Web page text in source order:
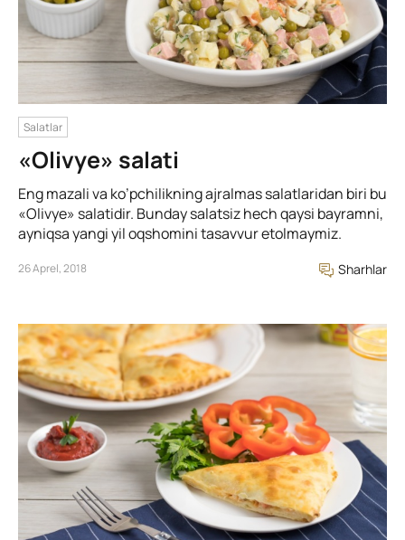
Salatlar
«Olivye» salati
Eng mazali va ko’pchilikning ajralmas salatlaridan biri bu
«Olivye» salatidir. Bunday salatsiz hech qaysi bayramni,
ayniqsa yangi yil oqshomini tasavvur etolmaymiz.
26 Aprel, 2018 Sharhlar